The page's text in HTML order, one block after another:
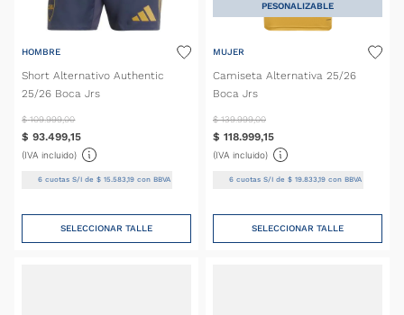
HOMBRE
Short Alternativo Authentic
25/26 Boca Jrs
$ 109.999,00
$ 93.499,15
(IVA incluido)
6 cuotas S/I de$ 15.583,19 con BBVA
SELECCIONAR TALLE
PESONALIZABLE
MUJER
Camiseta Alternativa 25/26
Boca Jrs
$ 139.999,00
$ 118.999,15
(IVA incluido)
6cuotas S/I de $ 19.833,19con BBVA
SELECCIONAR TALLE